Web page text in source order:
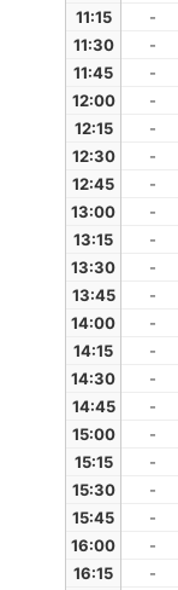
11:15
-
11:30
-
11:45
-
12:00
-
12:15
-
12:30
-
12:45
-
13:00
-
13:15
-
13:30
-
13:45
-
14:00
-
14:15
-
14:30
-
14:45
-
15:00
-
15:15
-
15:30
-
15:45
-
16:00
-
16:15
-